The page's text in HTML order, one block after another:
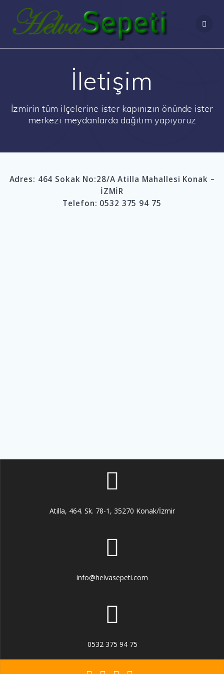
to
content
İletişim
İzmirin tüm ilçelerine ister kapınızın önünde ister
merkezi meydanlarda dağıtım yapıyoruz
Adres: 464 Sokak No:28/A Atilla Mahallesi Konak –
İZMİR
Telefon: 0532 375 94 75
Atilla, 464. Sk. 78-1, 35270 Konak/İzmir
info@helvasepeti.com
0532 375 94 75